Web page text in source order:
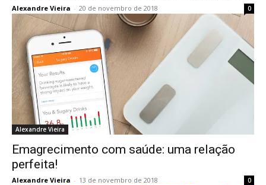
Alexandre Vieira - 20 de novembro de 2018 0
Alexandre Vieira
Emagrecimento com saúde: uma relação
perfeita!
Alexandre Vieira - 13 de novembro de 2018 0